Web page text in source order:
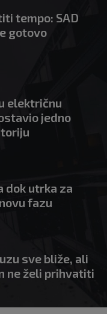
tempo: SAD
gotovo
električnu
jedno
dok utrka za
fazu
sve bliže, ali
ne želi prihvatiti